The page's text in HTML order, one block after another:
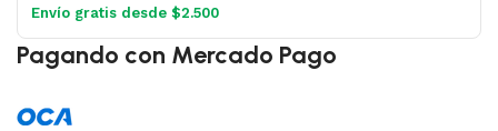
Envío gratis desde $2.500
Pagando con Mercado Pago